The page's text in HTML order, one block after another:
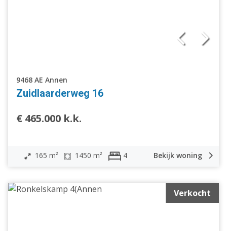
9468 AE Annen
Zuidlaarderweg 16
€ 465.000 k.k.
165 m² 1450 m² 4 Bekijk woning
Verkocht